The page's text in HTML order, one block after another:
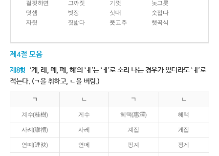
걸핏하면 그까짓 기껏
놋그릇
덧셈
빗장 삿대
숫접다
자칫
짓밟다 풋고추 햇곡식
제4절 모음
제8항 ‘계, 례, 몌, 폐, 혜’의 ‘ㅖ’는 ‘ㅔ’로 소리 나는 경우가 있더라도 ‘ㅖ’로
적는다. (ㄱ을 취하고, ㄴ을 버림.)
ㄱ ㄴ ㄱ ㄴ
계수(桂樹) 게수 혜택(惠澤) 헤택
사례(謝禮) 사레 계집 게집
연몌(連袂) 연메 핑계 핑게